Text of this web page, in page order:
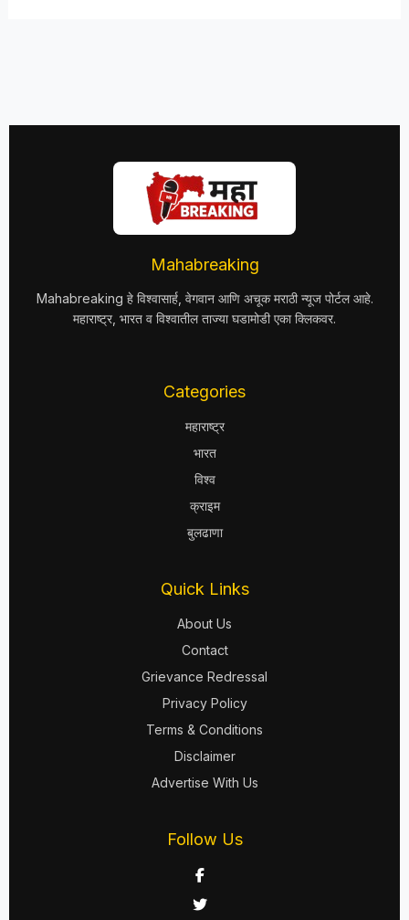
Mahabreaking
Mahabreaking हे विश्वासार्ह, वेगवान आणि अचूक मराठी न्यूज पोर्टल आहे.
महाराष्ट्र, भारत व विश्वातील ताज्या घडामोडी एका क्लिकवर.
Categories
महाराष्ट्र
भारत
विश्व
क्राइम
बुलढाणा
Quick Links
About Us
Contact
Grievance Redressal
Privacy Policy
Terms & Conditions
Disclaimer
Advertise With Us
Follow Us